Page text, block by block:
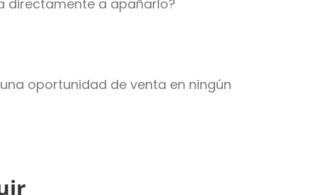
directamente a apañarlo?
oportunidad de venta en ningún